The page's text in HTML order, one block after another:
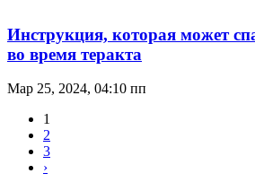
Инструкция, которая может
во время теракта
Мар 25, 2024, 04:10 пп
1
2
3
›